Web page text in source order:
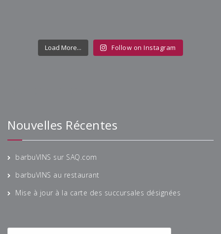
Load More... Follow on Instagram
Nouvelles Récentes
barbuVINS sur SAQ.com
barbuVINS au restaurant
Mise à jour à la carte des succursales désignées